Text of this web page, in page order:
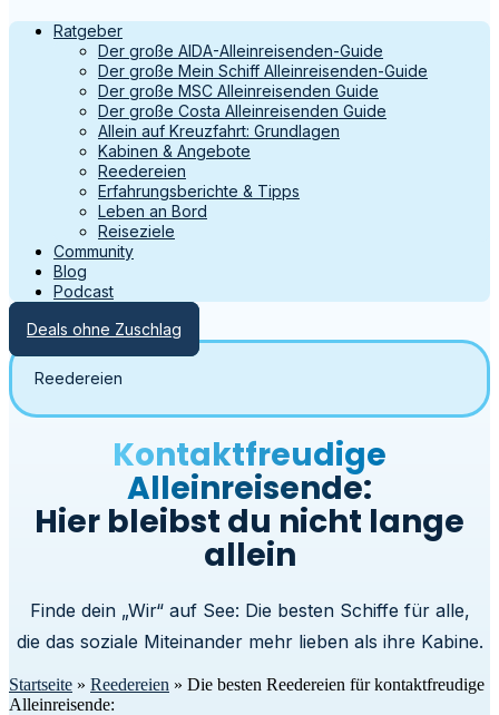
Ratgeber
Der große AIDA-Alleinreisenden-Guide
Der große Mein Schiff Alleinreisenden-Guide
Der große MSC Alleinreisenden Guide
Der große Costa Alleinreisenden Guide
Allein auf Kreuzfahrt: Grundlagen
Kabinen & Angebote
Reedereien
Erfahrungsberichte & Tipps
Leben an Bord
Reiseziele
Community
Blog
Podcast
Deals ohne Zuschlag
Reedereien
Kontaktfreudige
Alleinreisende:
Hier bleibst du nicht lange
allein
Finde dein „Wir“ auf See: Die besten Schiffe für alle,
die das soziale Miteinander mehr lieben als ihre Kabine.
Startseite » Reedereien » Die besten Reedereien für kontaktfreudige
Alleinreisende: